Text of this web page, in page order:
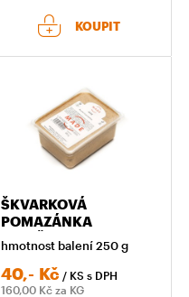
KOUPIT
ŠKVARKOVÁ
POMAZÁNKA
VANIČKA
hmotnost balení 250 g
40,- Kč / KS s DPH
160,00 Kč za KG